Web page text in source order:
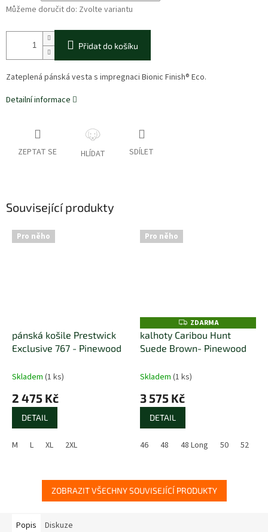
Můžeme doručit do: Zvolte variantu
Přidat do košíku
Zateplená pánská vesta s impregnaci Bionic Finish® Eco.
Detailní informace
ZEPTAT SE HLÍDAT SDÍLET
Související produkty
Pro něho
pánská košile Prestwick
Exclusive 767 - Pinewood
Skladem (1 ks)
2 475 Kč
DETAIL
M L XL 2XL
Pro něho
Z
D
A
R
ZDARMA
kalhoty Caribou Hunt
Suede Brown- Pinewood
Skladem (1 ks)
3 575 Kč
DETAIL
46 48 48 Long 50 52
ZOBRAZIT VŠECHNY SOUVISEJÍCÍ PRODUKTY
Popis Diskuze